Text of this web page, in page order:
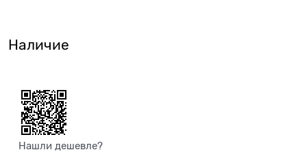
Наличие
Нашли дешевле?